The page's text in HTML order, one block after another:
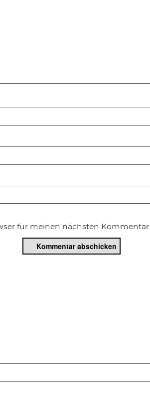
für meinen nächsten